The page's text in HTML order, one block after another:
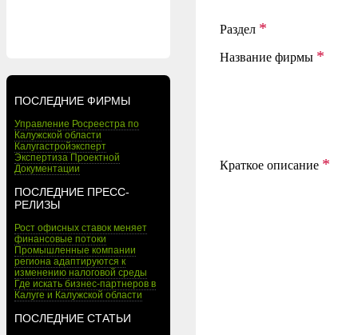
ПОСЛЕДНИЕ ФИРМЫ
Управление Росреестра по
Калужской области
Калугастройэксперт
Экспертиза Проектной
Документации
ПОСЛЕДНИЕ ПРЕСС-
РЕЛИЗЫ
Рост офисных ставок меняет
финансовые потоки
Промышленные компании
региона адаптируются к
изменению налоговой среды
Где искать бизнес-партнеров в
Калуге и Калужской области
ПОСЛЕДНИЕ СТАТЬИ
Раздел *
Название фирмы *
Краткое описание *